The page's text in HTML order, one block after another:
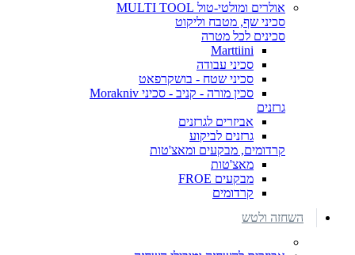
אולרים ומולטי-טול MULTI TOOL
סכיני שף, מטבח וליקוט
סכינים לכל מטרה
Marttiini
סכיני עבודה
סכיני שטח - בושקרפאט
סכין מורה - קניב - סכיני Morakniv
גרזנים
אביזרים לגרזנים
גרזנים לביקוע
קרדומים, מבקעים ומאצ'טות
מאצ'טות
מבקעים FROE
קרדומים
השחזה ולטש